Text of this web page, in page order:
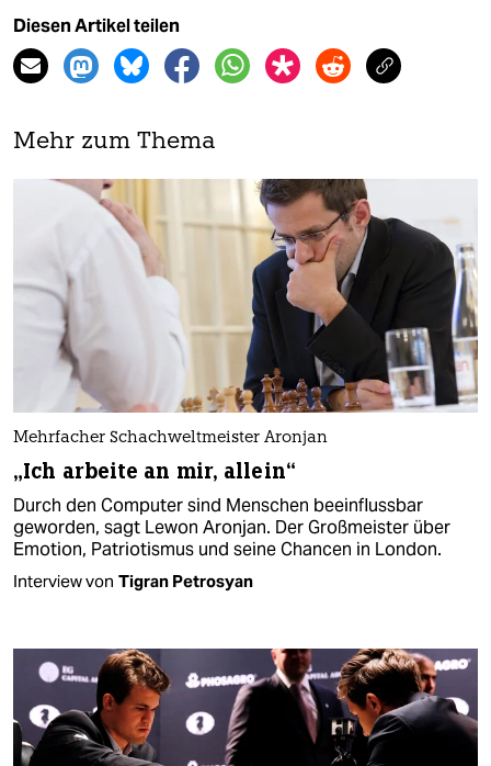
Diesen Artikel teilen
Mehr zum Thema
Mehrfacher Schachweltmeister Aronjan
„Ich arbeite an mir, allein“
Durch den Computer sind Menschen beeinflussbar
geworden, sagt Lewon Aronjan. Der Großmeister über
Emotion, Patriotismus und seine Chancen in London.
Interview von Tigran Petrosyan